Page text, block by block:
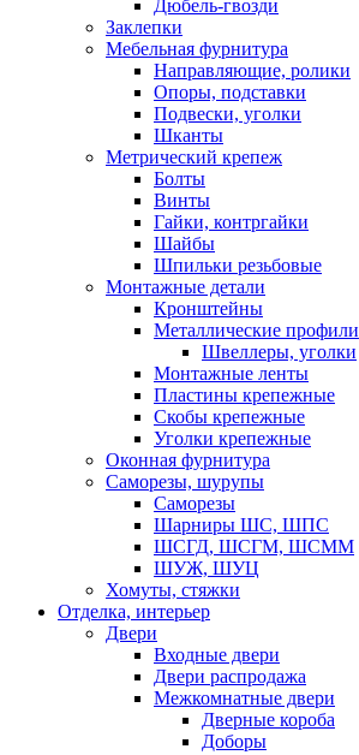
Дюбель-гвозди
Заклепки
Мебельная фурнитура
Направляющие, ролики
Опоры, подставки
Подвески, уголки
Шканты
Метрический крепеж
Болты
Винты
Гайки, контргайки
Шайбы
Шпильки резьбовые
Монтажные детали
Кронштейны
Металлические профили
Швеллеры, уголки
Монтажные ленты
Пластины крепежные
Скобы крепежные
Уголки крепежные
Оконная фурнитура
Саморезы, шурупы
Саморезы
Шарниры ШС, ШПС
ШСГД, ШСГМ, ШСММ
ШУЖ, ШУЦ
Хомуты, стяжки
Отделка, интерьер
Двери
Входные двери
Двери распродажа
Межкомнатные двери
Дверные короба
Доборы